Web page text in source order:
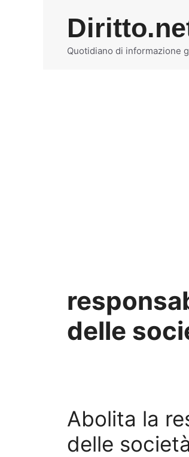
Quotidiano di informazione
delle
Abolita la
delle